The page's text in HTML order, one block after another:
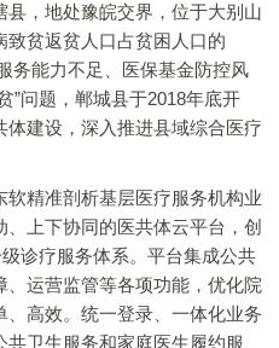
，地处豫皖交界，位于大别山
贫返贫人口占贫困人口的
务能力不足、医保基金防控风
”问题，郸城县于2018年底开
建设，深入推进县域综合医疗
精准剖析基层医疗服务机构业
上下协同的医共体云平台，创
诊疗服务体系。平台集成公共
运营监管等各项功能，优化院
高效。统一登录、一体化业务
卫生服务和家庭医生履约服